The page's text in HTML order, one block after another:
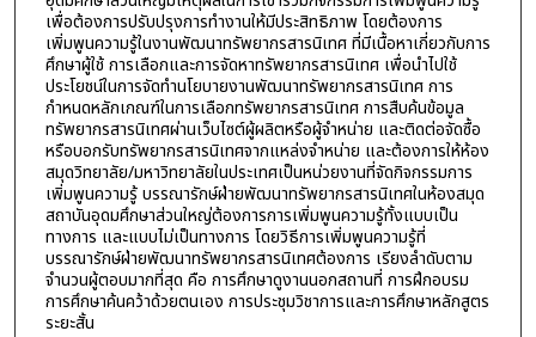
เพื่อต้องการปรับปรุงการทำงานให้มีประสิทธิภาพ โดยต้องการ
เพิ่มพูนความรู้ในงานพัฒนาทรัพยากรสารนิเทศ ที่มีเนื้อหาเกี่ยวกับการ
ศึกษาผู้ใช้ การเลือกและการจัดหาทรัพยากรสารนิเทศ เพื่อนำไปใช้
ประโยชน์ในการจัดทำนโยบายงานพัฒนาทรัพยากรสารนิเทศ การ
กำหนดหลักเกณฑ์ในการเลือกทรัพยากรสารนิเทศ การสืบค้นข้อมูล
ทรัพยากรสารนิเทศผ่านเว็บไซต์ผู้ผลิตหรือผู้จำหน่าย และติดต่อจัดซื้อ
หรือบอกรับทรัพยากรสารนิเทศจากแหล่งจำหน่าย และต้องการให้ห้อง
สมุดวิทยาลัย/มหาวิทยาลัยในประเทศเป็นหน่วยงานที่จัดกิจกรรมการ
เพิ่มพูนความรู้ บรรณารักษ์ฝ่ายพัฒนาทรัพยากรสารนิเทศในห้องสมุด
สถาบันอุดมศึกษาส่วนใหญ่ต้องการการเพิ่มพูนความรู้ทั้งแบบเป็น
ทางการ และแบบไม่เป็นทางการ โดยวิธีการเพิ่มพูนความรู้ที่
บรรณารักษ์ฝ่ายพัฒนาทรัพยากรสารนิเทศต้องการ เรียงลำดับตาม
จำนวนผู้ตอบมากที่สุด คือ การศึกษาดูงานนอกสถานที่ การฝึกอบรม
การศึกษาค้นคว้าด้วยตนเอง การประชุมวิชาการและการศึกษาหลักสูตร
ระยะสั้น